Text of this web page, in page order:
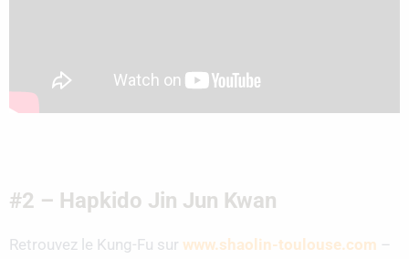
#2 – Hapkido Jin Jun Kwan
Retrouvez le Kung-Fu sur www.shaolin-toulouse.com –